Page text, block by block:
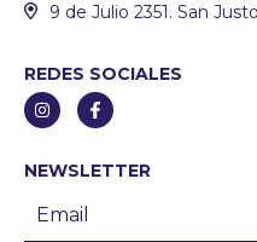
9 de Julio 2351. San
REDES SOCIALES
NEWSLETTER